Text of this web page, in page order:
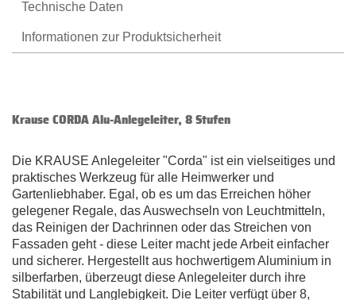
Technische Daten
Informationen zur Produktsicherheit
Krause CORDA Alu-Anlegeleiter, 8 Stufen
Die KRAUSE Anlegeleiter "Corda" ist ein vielseitiges und
praktisches Werkzeug für alle Heimwerker und
Gartenliebhaber. Egal, ob es um das Erreichen höher
gelegener Regale, das Auswechseln von Leuchtmitteln,
das Reinigen der Dachrinnen oder das Streichen von
Fassaden geht - diese Leiter macht jede Arbeit einfacher
und sicherer. Hergestellt aus hochwertigem Aluminium in
silberfarben, überzeugt diese Anlegeleiter durch ihre
Stabilität und Langlebigkeit. Die Leiter verfügt über 8,